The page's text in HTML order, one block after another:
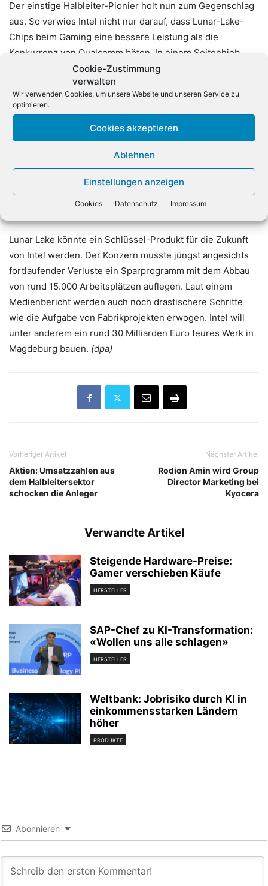
Cookie-Zustimmung
verwalten
Wir verwenden Cookies, um unsere Website und unseren Service zu
optimieren.
Cookies akzeptieren
Ablehnen
Einstellungen anzeigen
Cookies Datenschutz Impressum
Der einstige Halbleiter-Pionier holt nun zum Gegenschlag
aus. So verwies Intel nicht nur darauf, dass Lunar-Lake-
Chips beim Gaming eine bessere Leistung als die
Konkurrenz von Qualcomm böten. In einem Seitenhieb
hieß es auch, dass 23 PC-Spiele gar nicht mit Qualcomm-
Chips funktioniert hätten. Angesichts der anderen
Architektur muss Windows-Software für Arm-Computer
entweder umgeschrieben werden oder mit Hilfe einer
Übertragungssoftware laufen.
Zugleich werden neue KI-Funktionen von Copilot+PC für
Käufer der neuen Computer mit Intel-Chips erst im
November durch Updates des Windows-Betriebssystems
verfügbar werden.
Lunar Lake könnte ein Schlüssel-Produkt für die Zukunft
von Intel werden. Der Konzern musste jüngst angesichts
fortlaufender Verluste ein Sparprogramm mit dem Abbau
von rund 15.000 Arbeitsplätzen auflegen. Laut einem
Medienbericht werden auch noch drastischere Schritte
wie die Aufgabe von Fabrikprojekten erwogen. Intel will
unter anderem ein rund 30 Milliarden Euro teures Werk in
Magdeburg bauen. (dpa)
Vorheriger Artikel
Aktien: Umsatzzahlen aus
dem Halbleitersektor
schocken die Anleger
Nächster Artikel
Rodion Amin wird Group
Director Marketing bei
Kyocera
Verwandte Artikel
Steigende Hardware-Preise:
Gamer verschieben Käufe
HERSTELLER
SAP-Chef zu KI-Transformation:
«Wollen uns alle schlagen»
HERSTELLER
Weltbank: Jobrisiko durch KI in
einkommensstarken Ländern
höher
PRODUKTE
Abonnieren